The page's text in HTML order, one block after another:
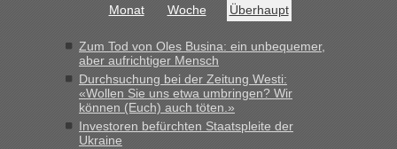
Berichte und Reisetipps • Re: An welchem
Grenzübergang zwischen Polen und der Ukraine geht es am
schnellsten?
„Bin am Montag 15.6.26 um 8 Uhr in Urgyniw ausgereist,
das erste Mal an einem Montagmorgen ca. 15 Fahrzeuge
vor mir, bin sonst der Erste oder Zweite, egal, nach ca 20
Minuten wurde dann die nächste Welle...“
Monat Woche Überhaupt
Zum Tod von Oles Busina: ein unbequemer,
aber aufrichtiger Mensch
Durchsuchung bei der Zeitung Westi:
«Wollen Sie uns etwa umbringen? Wir
können (Euch) auch töten.»
Investoren befürchten Staatspleite der
Ukraine